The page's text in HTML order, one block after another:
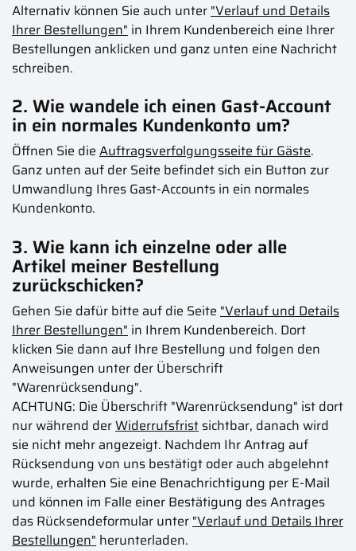
Alternativ können Sie auch unter"Verlauf und Details
Ihrer Bestellungen" in Ihrem Kundenbereich eine Ihrer
Bestellungen anklicken und ganz unten eine Nachricht
schreiben.
2. Wie wandele ich einen Gast-Account
in ein normales Kundenkonto um?
Öffnen Sie die Auftragsverfolgungsseite für Gäste.
Ganz unten auf der Seite befindet sich ein Button zur
Umwandlung Ihres Gast-Accounts in ein normales
Kundenkonto.
3. Wie kann ich einzelne oder alle
Artikel meiner Bestellung
zurückschicken?
Gehen Sie dafür bitte auf die Seite "Verlauf und Details
Ihrer Bestellungen" in Ihrem Kundenbereich. Dort
klicken Sie dann auf Ihre Bestellung und folgen den
Anweisungen unter der Überschrift
"Warenrücksendung".
ACHTUNG: Die Überschrift "Warenrücksendung" ist dort
nur während derWiderrufsfrist sichtbar, danach wird
sie nicht mehr angezeigt. Nachdem Ihr Antrag auf
Rücksendung von uns bestätigt oder auch abgelehnt
wurde, erhalten Sie eine Benachrichtigung per E-Mail
und können im Falle einer Bestätigung des Antrages
das Rücksendeformular unter "Verlauf und Details Ihrer
Bestellungen" herunterladen.